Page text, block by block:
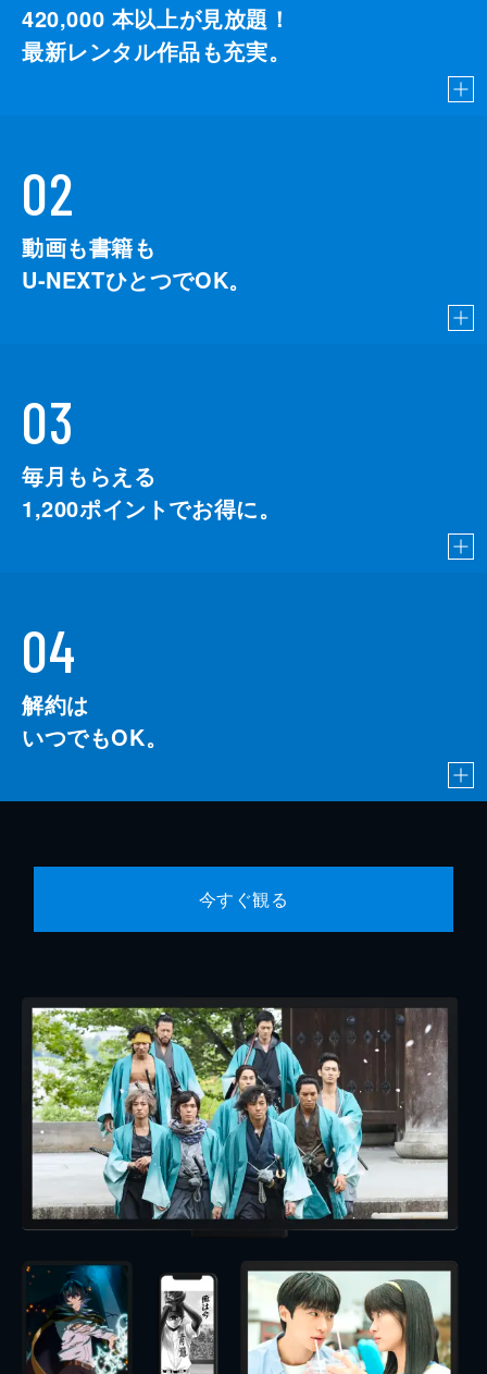
420,000 本以上が見放題！
最新レンタル作品も充実。
02
動画も書籍も
U-NEXTひとつでOK。
03
毎月もらえる
1,200ポイントでお得に。
04
解約は
いつでもOK。
今すぐ観る